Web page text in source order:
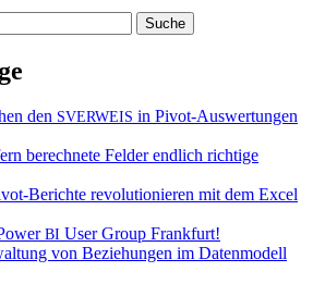
den SVERWEIS in Pivot-Auswertungen
berechnete Felder endlich richtige
Berichte revolutionieren mit dem Excel
BI User Group Frankfurt!
von Beziehungen im Datenmodell